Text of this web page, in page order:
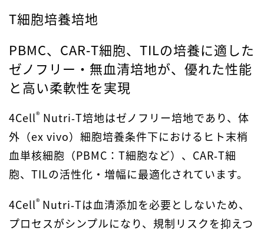
T細胞培養培地
PBMC、CAR‑T細胞、TILの培養に適した
ゼノフリー・無血清培地が、優れた性能
と高い柔軟性を実現
4Cell® Nutri‑T培地はゼノフリー培地であり、体
外（ex vivo）細胞培養条件下におけるヒト末梢
血単核細胞（PBMC：T細胞など）、CAR‑T細
胞、TILの活性化・増幅に最適化されています。
4Cell® Nutri‑Tは血清添加を必要としないため、
プロセスがシンプルになり、規制リスクを抑えつ